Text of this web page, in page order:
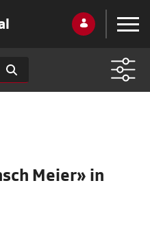
Meier» in